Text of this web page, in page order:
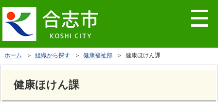
ホーム ＞組織から探す ＞健康福祉部 ＞ 健康ほけん課
健康ほけん課